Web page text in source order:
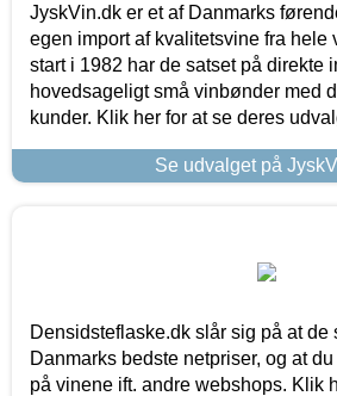
JyskVin.dk er et af Danmarks
egen import af kvalitetsvine fra hele
start i 1982 har de satset på direkte
hovedsageligt små vinbønder med
kunder. Klik her for at se deres
Se udvalget på
Densidsteflaske.dk slår sig på at de
Danmarks bedste netpriser, og at
på vinene ift. andre webshops. Klik